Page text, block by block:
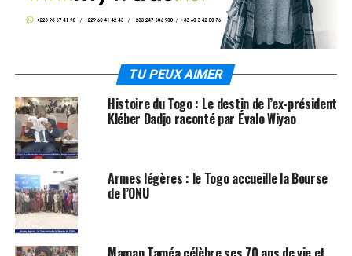
TU PEUX AIMER
Histoire du Togo : Le destin de l’ex-président
Kléber Dadjo raconté par Évalo Wiyao
Armes légères : le Togo accueille la Bourse
de l’ONU